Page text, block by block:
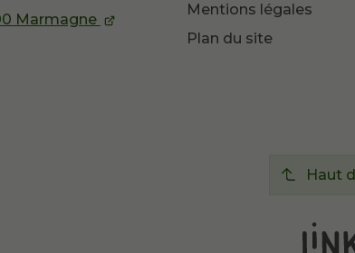
Marmagne
Mentions légales
Plan du site
Haut